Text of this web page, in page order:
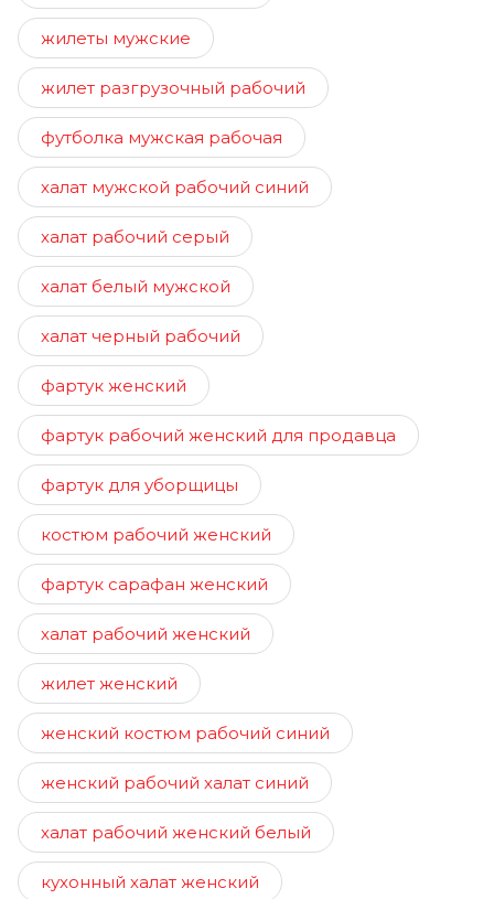
жилеты мужские
жилет разгрузочный рабочий
футболка мужская рабочая
халат мужской рабочий синий
халат рабочий серый
халат белый мужской
халат черный рабочий
фартук женский
фартук рабочий женский для продавца
фартук для уборщицы
костюм рабочий женский
фартук сарафан женский
халат рабочий женский
жилет женский
женский костюм рабочий синий
женский рабочий халат синий
халат рабочий женский белый
кухонный халат женский